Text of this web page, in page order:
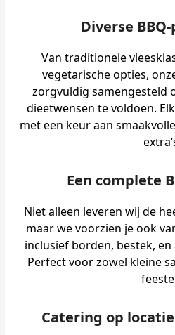
Diverse
Van traditionele
vegetarische opties,
zorgvuldig samengesteld
dieetwensen te voldoen.
met een keur aan
Een complete
Niet alleen leveren wij de
maar we voorzien je ook
inclusief borden, bestek,
Perfect voor zowel kleine
Catering op